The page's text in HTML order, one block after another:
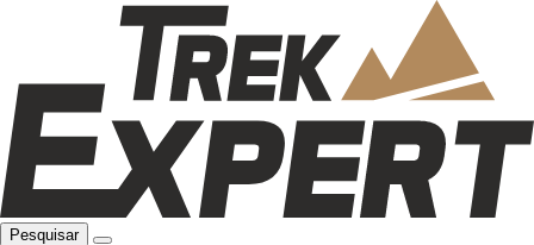
Pesquisar